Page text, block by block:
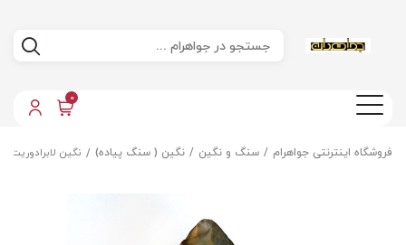
0
فروشگاه اینترنتی جواهرام سنگ و نگین نگین ( سنگ پیاده) نگین لابرادوریت